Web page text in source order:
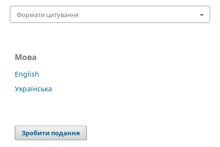
Формати цитування
Мова
English
Українська
Зробити подання